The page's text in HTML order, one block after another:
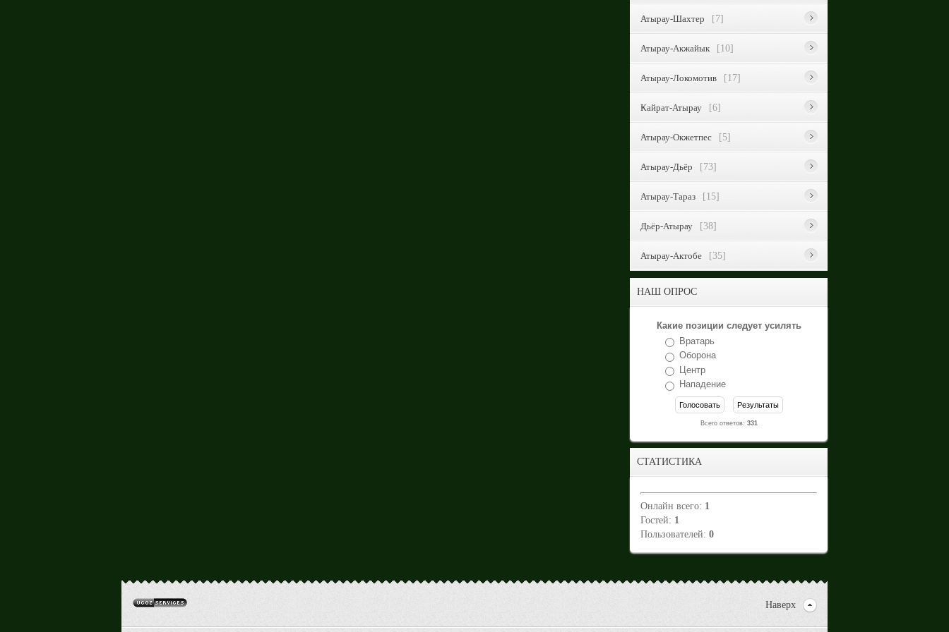
Атырау-Шахтер [7]
Атырау-Акжайык [10]
Атырау-Локомотив [17]
Кайрат-Атырау [6]
Атырау-Окжетпес [5]
Атырау-Дьёр [73]
Атырау-Тараз [15]
Дьёр-Атырау [38]
Атырау-Актобе [35]
НАШ ОПРОС
Какие позиции следует усилять
Вратарь
Оборона
Центр
Нападение
Всего ответов: 331
СТАТИСТИКА
Онлайн всего: 1
Гостей: 1
Пользователей: 0
Наверх